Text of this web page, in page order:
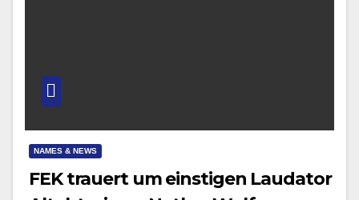
NAMES & NEWS
FEK trauert um einstigen Laudator